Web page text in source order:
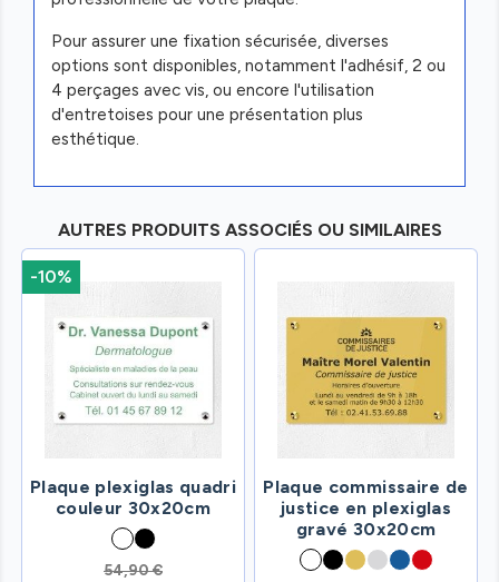
Pour assurer une fixation sécurisée, diverses
options sont disponibles, notamment l'adhésif, 2 ou
4 perçages avec vis, ou encore l'utilisation
d'entretoises pour une présentation plus
esthétique.
AUTRES PRODUITS ASSOCIÉS OU SIMILAIRES
Plaque plexiglas quadri
couleur 30x20cm
54,90 €
-10%
Plaque commissaire de
justice en plexiglas
gravé 30x20cm